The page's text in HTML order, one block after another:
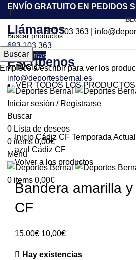
ENVÍO GRATUITO EN PEDIDOS
683 103 363|
Llámanos
683 103 363
Escríbenos
info@deportesbernal.es
Iniciar sesión / Registrarse
Buscar
0 Lista de deseos
0 items 0,00€
Menu
0 items 0,00€
Categorías
INICIO
VER TODOS LOS PRODUCTOS
-33%
Click to enlarge
InicioCádiz CF Temporada Actual
azul Cádiz CF
Volver a los productos
Bandera amarilla
CF
15,00€ 10,00€
Hay existencias
Buscar
Empiece a escribir para ver los